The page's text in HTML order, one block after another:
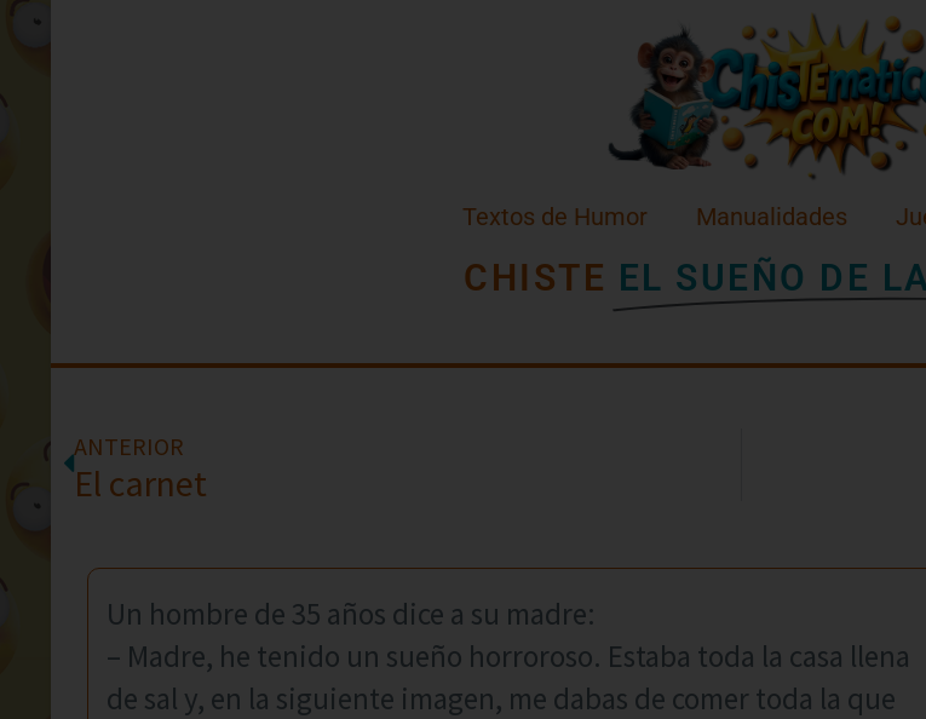
Textos de Humor Manualidades
CHISTE EL SUEÑO DE
ANTERIOR
El carnet
Un hombre de 35 años dice a su madre:
– Madre, he tenido un sueño horroroso. Estaba toda la casa llena
de sal y, en la siguiente imagen, me dabas de comer toda la que